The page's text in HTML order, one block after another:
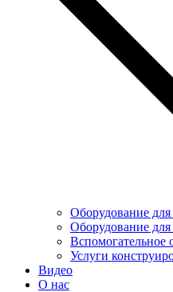
Оборудование для
Оборудование
Вспомогательное
Услуги
Видео
О нас